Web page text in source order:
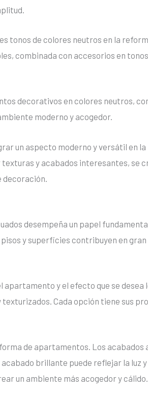
tonos de colores neutros en la
combinada con accesorios en
decorativos en colores neutros,
moderno y acogedor.
un aspecto moderno y versátil en
y acabados interesantes, se
desempeña un papel
y superficies contribuyen en
y el efecto que se desea
Cada opción tiene sus
de apartamentos. Los acabados
brillante puede reflejar la luz y
un ambiente más acogedor y cálido.